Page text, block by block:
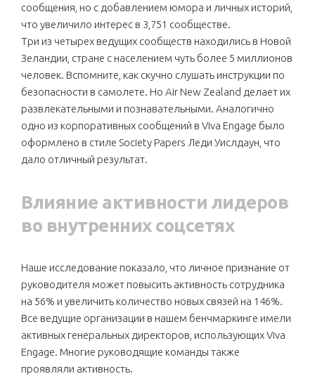
сообщения, но с добавлением юмора и личных историй,
что увеличило интерес в 3,751 сообществе.
Три из четырех ведущих сообществ находились в Новой
Зеландии, стране с населением чуть более 5 миллионов
человек. Вспомните, как скучно слушать инструкции по
безопасности в самолете. Но Air New Zealand делает их
развлекательными и познавательными. Аналогично
одно из корпоративных сообщений в Viva Engage было
оформлено в стиле Society Papers Леди Уислдаун, что
дало отличный результат.
Влияние активности лидеров
во внутренних соцсетях
Наше исследование показало, что личное признание от
руководителя может повысить активность сотрудника
на 56% и увеличить количество новых связей на 146%.
Все ведущие организации в нашем бенчмаркинге имели
активных генеральных директоров, использующих Viva
Engage. Многие руководящие команды также
проявляли активность.